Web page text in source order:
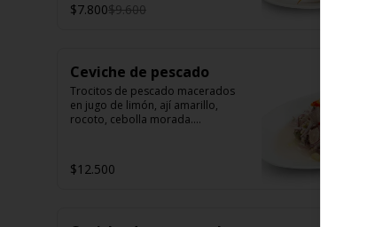
$7.800$9.600
Ceviche de pescado
Trocitos de pescado macerados
en jugo de limón, ají amarillo,
rocoto, cebolla morada.
$12.500